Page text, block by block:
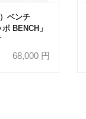
ベンチ
BENCH」
68,000円